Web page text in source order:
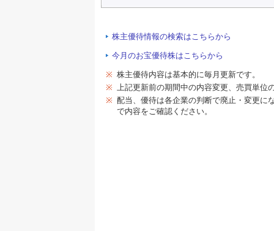
株主優待情報の検索はこちらから
今月のお宝優待株はこちらから
※ 株主優待内容は基本的に毎月更新です。
※ 上記更新前の期間中の内容変更、売買単位
※ 配当、優待は各企業の判断で廃止・変更に
で内容をご確認ください。